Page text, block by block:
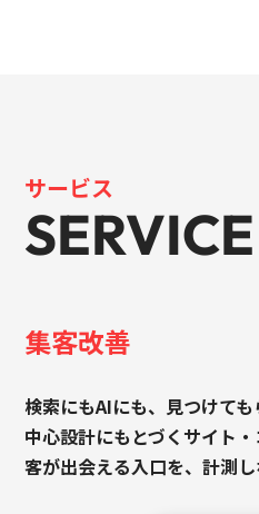
サービス
SERVICE
集客改善
検索にもAIにも、見つけて
中心設計にもとづくサイト
客が出会える入口を、計測し